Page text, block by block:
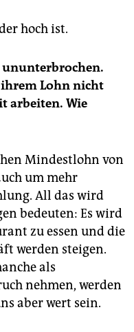
hoch ist.
ununterbrochen.
Lohn nicht
arbeiten. Wie
Mindestlohn von
um mehr
All das wird
bedeuten: Es wird
zu essen und die
werden steigen.
als
nehmen, werden
aber wert sein.